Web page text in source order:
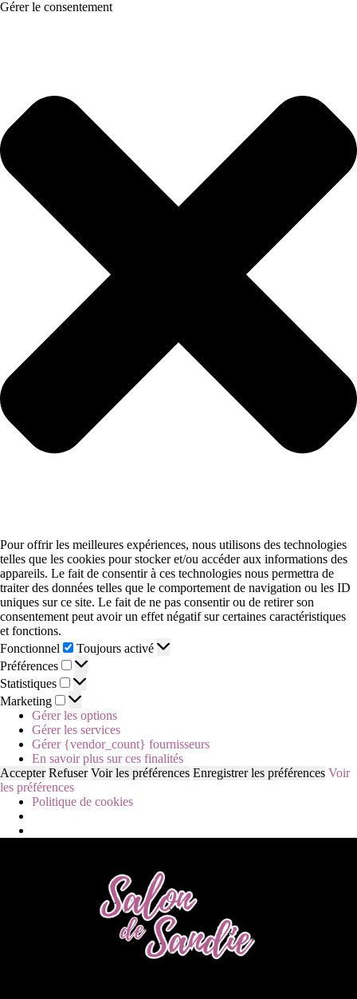
Gérer le consentement
Pour offrir les meilleures expériences, nous utilisons des technologies
telles que les cookies pour stocker et/ou accéder aux informations des
appareils. Le fait de consentir à ces technologies nous permettra de
traiter des données telles que le comportement de navigation ou les ID
uniques sur ce site. Le fait de ne pas consentir ou de retirer son
consentement peut avoir un effet négatif sur certaines caractéristiques
et fonctions.
Fonctionnel
Toujours activé
Préférences
Statistiques
Marketing
Gérer les options
Gérer les services
Gérer {vendor_count} fournisseurs
En savoir plus sur ces finalités
Accepter Refuser Voir les préférences Enregistrer les préférences Voir
les préférences
Politique de cookies